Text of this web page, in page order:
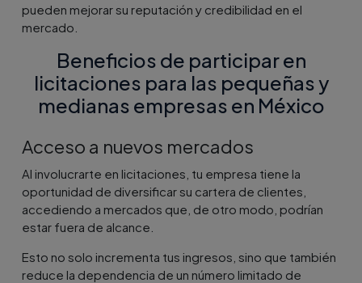
pueden mejorar su reputación y credibilidad en el
mercado.
Beneficios de participar en
licitaciones para las pequeñas y
medianas empresas en México
Acceso a nuevos mercados
Al involucrarte en licitaciones, tu empresa tiene la
oportunidad de diversificar su cartera de clientes,
accediendo a mercados que, de otro modo, podrían
estar fuera de alcance.
Esto no solo incrementa tus ingresos, sino que también
reduce la dependencia de un número limitado de